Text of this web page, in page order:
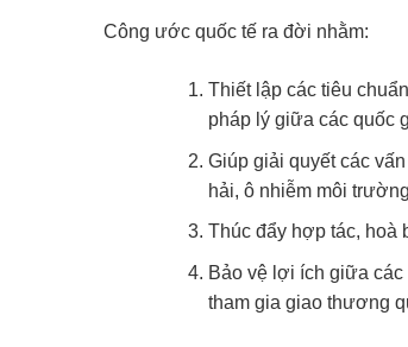
Công ước quốc tế ra đời nhằm:
Thiết lập các tiêu
pháp lý giữa các quốc
Giúp giải quyết các
hải, ô nhiễm môi
Thúc đẩy hợp tác, hoà
Bảo vệ lợi ích giữa
tham gia giao thương